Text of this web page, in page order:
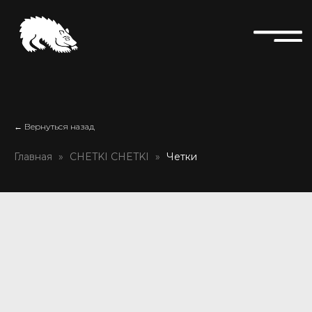
← Вернуться назад
Главная CHETKI CHETKI Четки